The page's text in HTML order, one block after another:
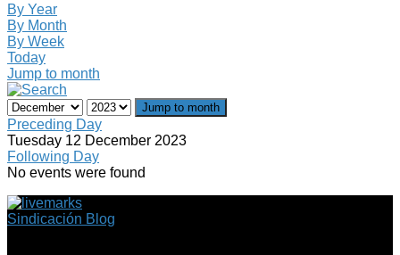
By Year
By Month
By Week
Today
Jump to month
Jump to month
Preceding Day
Tuesday 12 December 2023
Following Day
No events were found
Sindicación Blog